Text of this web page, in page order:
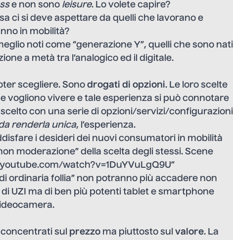
e non sono leisure. Lo volete capire?
ci si deve aspettare da quelli che lavorano e
in mobilità?
noti come “generazione Y”, quelli che sono nati
a metà tra l’analogico ed il digitale.
scegliere. Sono drogati di opzioni. Le loro scelte
vogliono vivere e tale esperienza si può connotare
con una serie di opzioni/servizi/configurazioni
renderla unica, l’esperienza.
i desideri dei nuovi consumatori in mobilità
moderazione” della scelta degli stessi. Scene
watch?v=1DuYVuLgQ9U”
ordinaria follia” non potranno più accadere non
UZI ma di ben più potenti tablet e smartphone
sul prezzo ma piuttosto sul valore. La